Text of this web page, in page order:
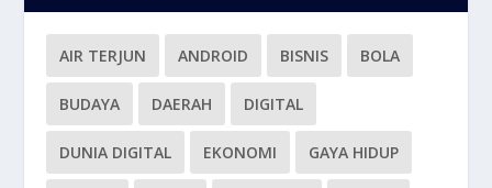
AIR TERJUN ANDROID BISNIS BOLA
BUDAYA DAERAH DIGITAL
DUNIA DIGITAL EKONOMI GAYA HIDUP